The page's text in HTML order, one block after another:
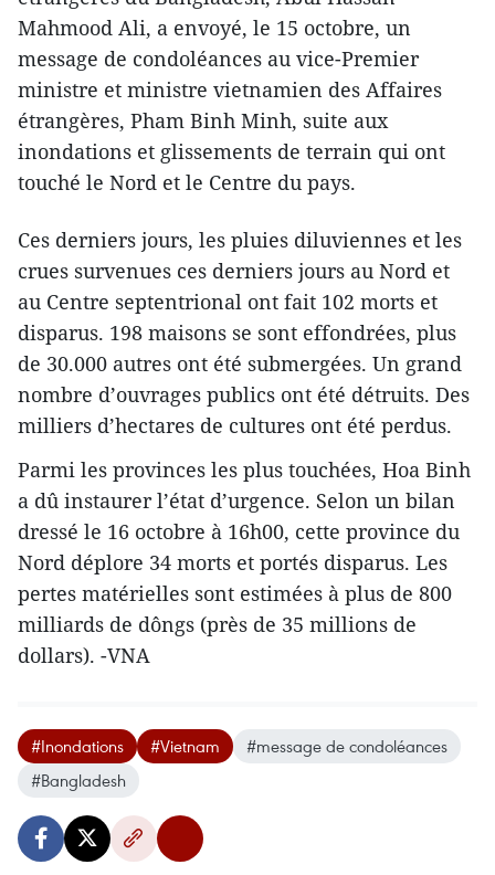
Mahmood Ali, a envoyé, le 15 octobre, un
message de condoléances au vice-Premier
ministre et ministre vietnamien des Affaires
étrangères, Pham Binh Minh, suite aux
inondations et glissements de terrain qui ont
touché le Nord et le Centre du pays.
Ces derniers jours, les pluies diluviennes et les
crues survenues ces derniers jours au Nord et
au Centre septentrional ont fait 102 morts et
disparus. 198 maisons se sont effondrées, plus
de 30.000 autres ont été submergées. Un grand
nombre d’ouvrages publics ont été détruits. Des
milliers d’hectares de cultures ont été perdus.
Parmi les provinces les plus touchées, Hoa Binh
a dû instaurer l’état d’urgence. Selon un bilan
dressé le 16 octobre à 16h00, cette province du
Nord déplore 34 morts et portés disparus. Les
pertes matérielles sont estimées à plus de 800
milliards de dôngs (près de 35 millions de
dollars). -VNA
#Inondations #Vietnam
#message de condoléances
#Bangladesh